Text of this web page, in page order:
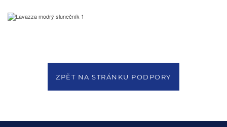
ZPĚT NA STRÁNKU PODPORY